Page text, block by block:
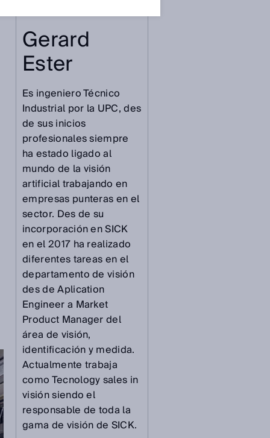
Gerard
Ester
Es ingeniero Técnico
Industrial por la UPC, des
de sus inicios
profesionales siempre
ha estado ligado al
mundo de la visión
artificial trabajando en
empresas punteras en el
sector. Des de su
incorporación en SICK
en el 2017 ha realizado
diferentes tareas en el
departamento de visión
des de Aplication
Engineer a Market
Product Manager del
área de visión,
identificación y medida.
Actualmente trabaja
como Tecnology sales in
visión siendo el
responsable de toda la
gama de visión de SICK.